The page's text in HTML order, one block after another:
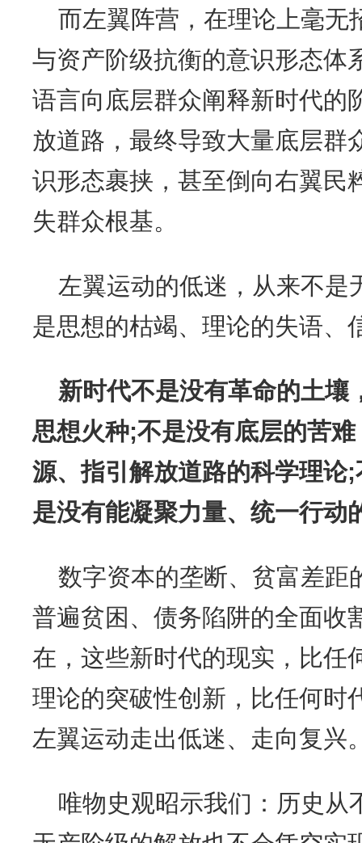
而左翼阵营，在理论上毫无
与资产阶级抗衡的意识形态体
语言向底层群众阐释新时代的
放道路，最终导致大量底层群
识形态裹挟，甚至倒向右翼民
失群众根基。
左翼运动的低迷，从来不是
是思想的枯竭、理论的失语、
新时代不是没有革命的土壤
思想火种;不是没有底层的苦
源、指引解放道路的科学理论
是没有能凝聚力量、统一行动
数字资本的垄断、贫富差距
普遍贫困、债务陷阱的全面收
在，这些新时代的现实，比任
理论的突破性创新，比任何时
左翼运动走出低迷、走向复兴
唯物史观昭示我们：历史从